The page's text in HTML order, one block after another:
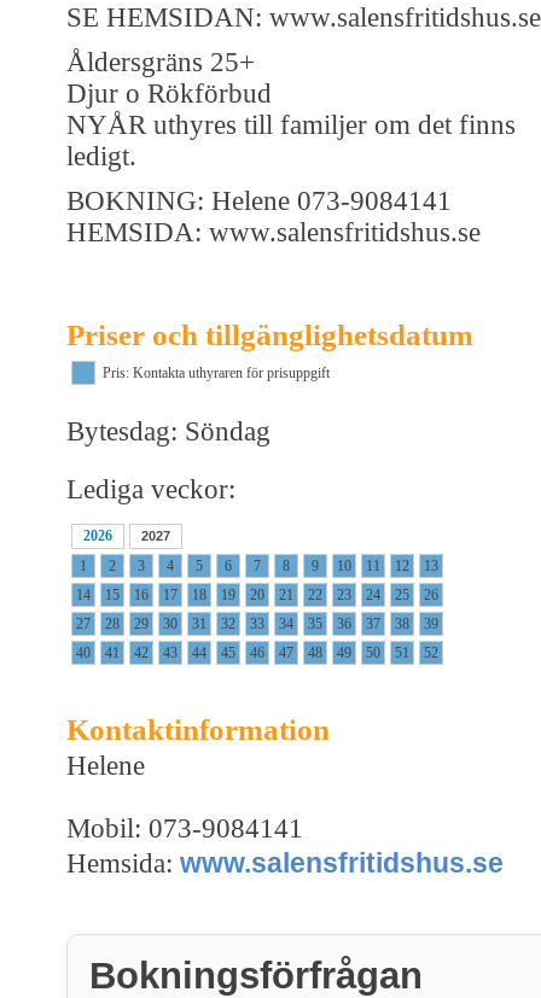
SE HEMSIDAN: www.salensfritidshus.se
Åldersgräns 25+
Djur o Rökförbud
NYÅR uthyres till familjer om det finns
ledigt.
BOKNING: Helene 073-9084141
HEMSIDA: www.salensfritidshus.se
Priser och tillgänglighetsdatum
Pris: Kontakta uthyraren för prisuppgift
Bytesdag: Söndag
Lediga veckor:
2026 2027
1 2 3 4 5 6 7 8 9 10 11 12
13
14
15 16 17 18 19 20 21 22 23 24 25
26
27
28 29 30 31 32 33 34 35 36 37 38
39
40
41 42 43 44 45 46 47 48 49 50 51 52
Kontaktinformation
Helene
Mobil: 073-9084141
Hemsida: www.salensfritidshus.se
Bokningsförfrågan